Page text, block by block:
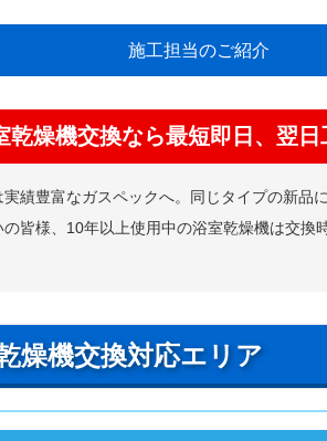
施工担当のご紹介
乾燥機交換なら最短即日、翌
績豊富なガスペックへ。同じタイプの新品
皆様、10年以上使用中の浴室乾燥機は交換
燥機交換対応エリア